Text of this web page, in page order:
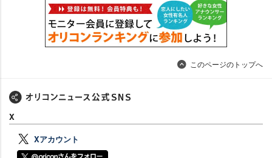
このページのトップへ
X
Xアカウント